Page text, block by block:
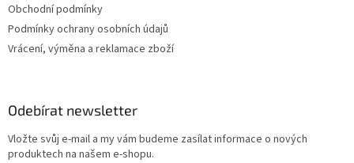
Obchodní podmínky
Podmínky ochrany osobních údajů
Vrácení, výměna a reklamace zboží
Odebírat newsletter
Vložte svůj e-mail a my vám budeme zasílat informace o nových
produktech na našem e-shopu.